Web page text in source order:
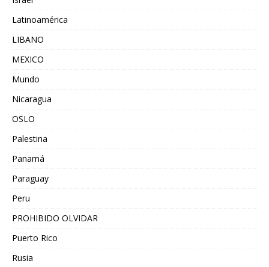
Latinoamérica
LIBANO
MEXICO
Mundo
Nicaragua
OSLO
Palestina
Panamá
Paraguay
Peru
PROHIBIDO OLVIDAR
Puerto Rico
Rusia